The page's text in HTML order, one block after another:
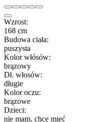
Wzrost:
168 cm
Budowa ciała:
puszysta
Kolor włósów:
brązowy
Dł. włosów:
długie
Kolor oczu:
brązowe
Dzieci:
nie mam, chcę mieć